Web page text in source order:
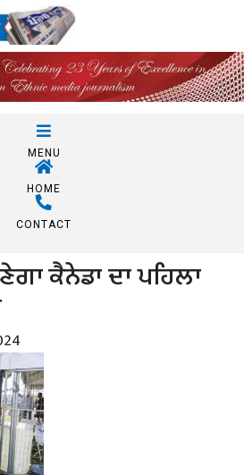
MENU
HOME
CONTACT
ਕੈਨੇਡਾ ਦਾ ਪਹਿਲਾ